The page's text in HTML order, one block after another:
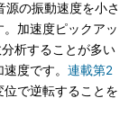
源の振動速度を小さ
加速度ピックアッ
析することが多い
度です。 連載第2
で逆転することを